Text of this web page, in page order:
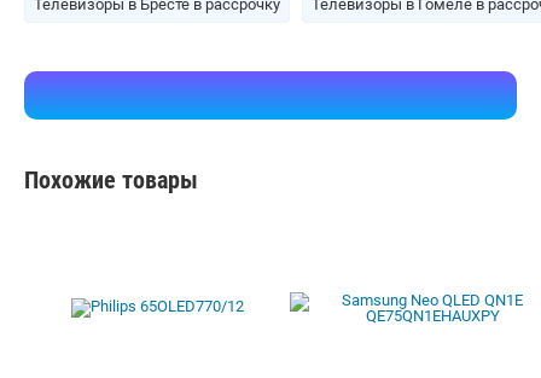
Телевизоры в Бресте в рассрочку Телевизоры в Гомеле в
Похожие товары